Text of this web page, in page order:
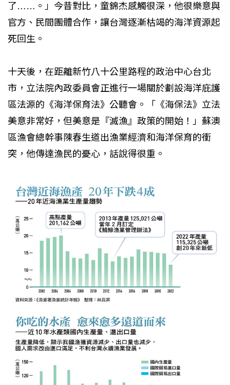
了……。」今昔對比，童錦杰感觸很深，他很樂意與
官方、民間團體合作，讓台灣逐漸枯竭的海洋資源起
死回生。
十天後，在距離新竹八十公里路程的政治中心台北
市，立法院內政委員會正進行一場關於劃設海洋庇護
區法源的《海洋保育法》公聽會。「《海保法》立法
美意非常好，但美意是『滅漁』政策的開始！」蘇澳
區漁會總幹事陳春生道出漁業經濟和海洋保育的衝
突，他傳達漁民的憂心，話說得很重。